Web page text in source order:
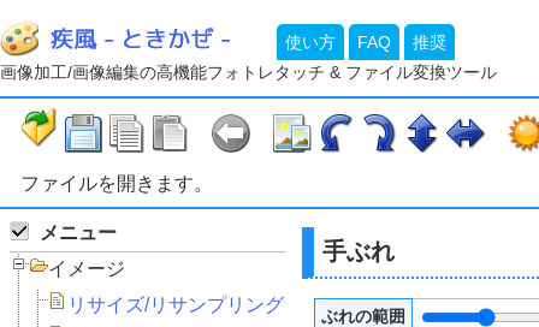
画像加工/画像編集の高機能フォトレタッチ & ファイル変換ツール
使い方 FAQ 推奨
ファイルを開きます。
メニュー
イメージ
リサイズ/リサンプリング
手ぶれ
ぶれの範囲